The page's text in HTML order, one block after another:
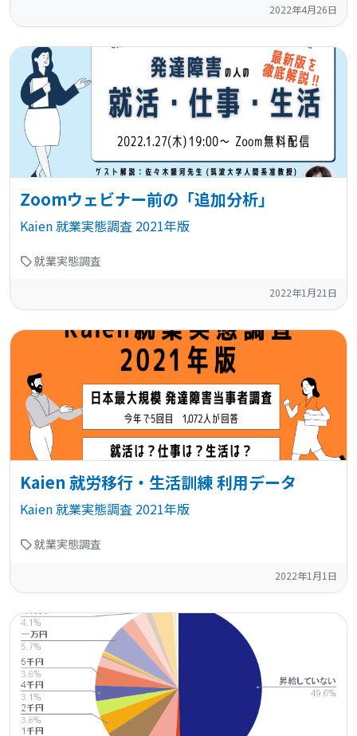
2022年4月26日
Zoomウェビナー前の「追加分析」
Kaien 就業実態調査 2021年版
就業実態調査
2022年1月21日
Kaien 就労移行・生活訓練 利用データ
Kaien 就業実態調査 2021年版
就業実態調査
2022年1月1日